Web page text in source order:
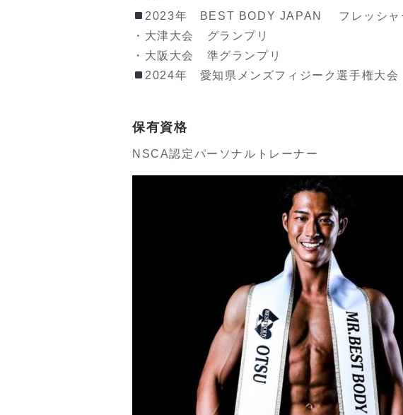
2023年 BEST BODY JAPAN フレッシャ
・大津大会 グランプリ
・大阪大会 準グランプリ
2024年 愛知県メンズフィジーク選手権大
保有資格
NSCA認定パーソナルトレーナー